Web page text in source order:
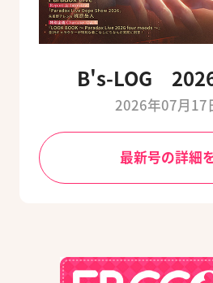
B's-LOG
2026年07月17
最新号の詳細